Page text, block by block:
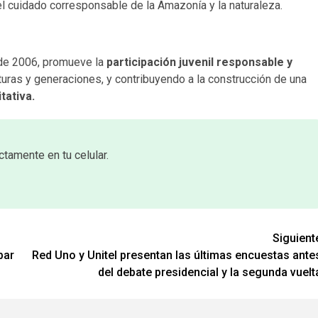
corresponsable de la Amazonía y la naturaleza.
2006, promueve la participación juvenil responsable y
y generaciones, y contribuyendo a la construcción de una
en tu celular.
Red Uno y Unitel presentan las últimas encuestas
del debate presidencial y la segunda